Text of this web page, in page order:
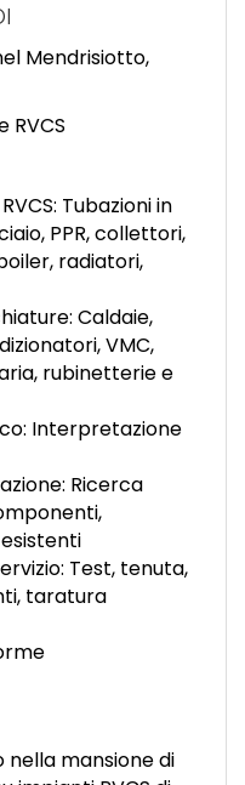
Mendrisiotto,
Tubazioni in
PPR, collettori,
radiatori,
Caldaie,
VMC,
rubinetterie e
Interpretazione
Ricerca
Test, tenuta,
taratura
nella mansione di